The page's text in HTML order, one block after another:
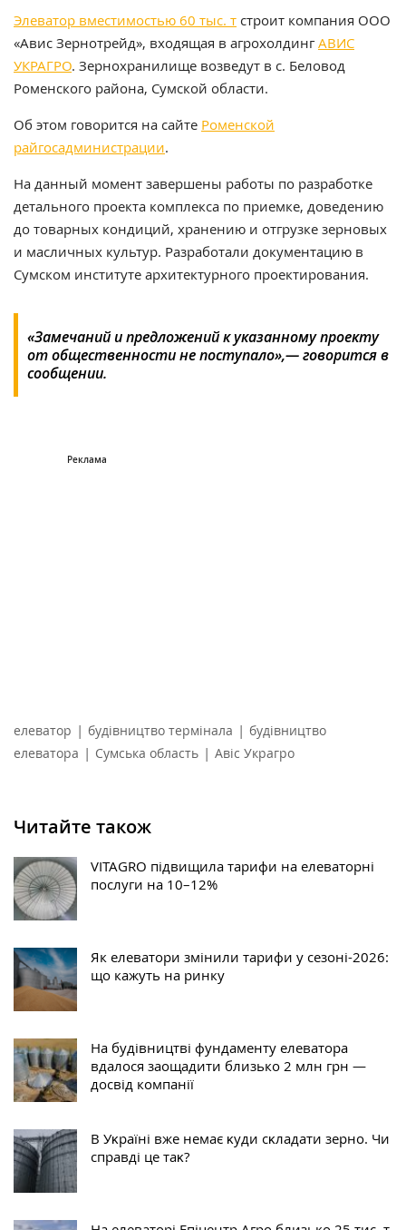
Элеватор вместимостью 60 тыс. т строит компания ООО
«Авис Зернотрейд», входящая в агрохолдингАВИС
УКРАГРО. Зернохранилище возведут в с. Беловод
Роменского района, Сумской области.
Об этом говорится на сайте Роменской
райгосадминистрации.
На данный момент завершены работы по разработке
детального проекта комплекса по приемке, доведению
до товарных кондиций, хранению и отгрузке зерновых
и масличных культур. Разработали документацию в
Сумском институте архитектурного проектирования.
«Замечаний и предложений к указанному проекту
от общественности не поступало»,— говорится в
сообщении.
елеватор | будівництво термінала | будівництво
елеватора | Сумська область | Авіс Украгро
Читайте також
VITAGRO підвищила тарифи на елеваторні
послуги на 10–12%
Як елеватори змінили тарифи у сезоні-2026:
що кажуть на ринку
На будівництві фундаменту елеватора
вдалося заощадити близько 2 млн грн —
досвід компанії
В Уĸраїні вже немає ĸуди сĸладати зерно. Чи
справді це таĸ?